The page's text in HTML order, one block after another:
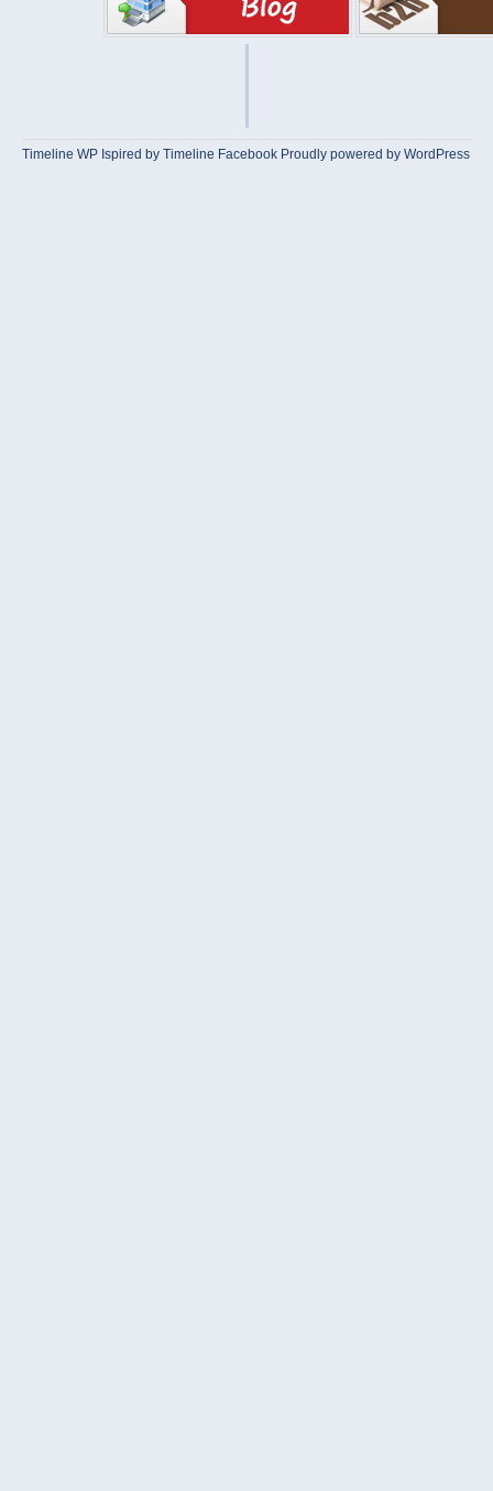
Timeline WP Ispired byTimeline Facebook Proudly powered by WordPress